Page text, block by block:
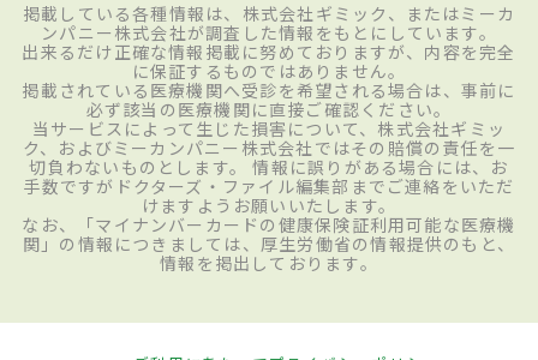
掲載している各種情報は、株式会社ギミック、またはミーカ
ンパニー株式会社が調査した情報をもとにしています。
出来るだけ正確な情報掲載に努めておりますが、内容を完全
に保証するものではありません。
掲載されている医療機関へ受診を希望される場合は、事前に
必ず該当の医療機関に直接ご確認ください。
当サービスによって生じた損害について、株式会社ギミッ
ク、およびミーカンパニー株式会社ではその賠償の責任を一
切負わないものとします。 情報に誤りがある場合には、お
手数ですがドクターズ・ファイル編集部までご連絡をいただ
けますようお願いいたします。
なお、「マイナンバーカードの健康保険証利用可能な医療機
関」の情報につきましては、厚生労働省の情報提供のもと、
情報を掲出しております。